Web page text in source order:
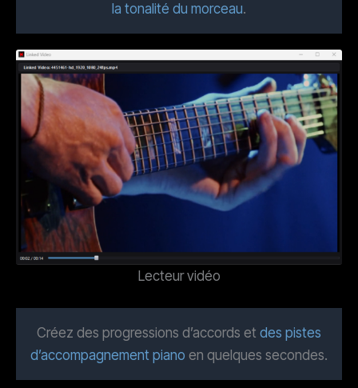
la tonalité du morceau.
Lecteur vidéo
Créez des progressions d’accords et des pistes
d’accompagnement piano en quelques secondes.